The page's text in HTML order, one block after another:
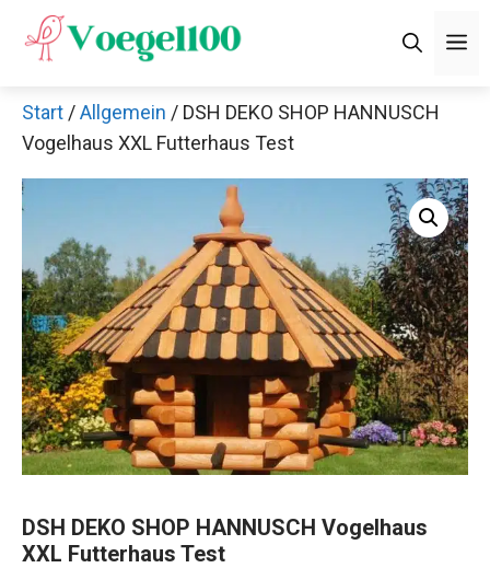
Inhalt
Start /Allgemein / DSH DEKO SHOP HANNUSCH
Vogelhaus XXL Futterhaus Test
DSH DEKO SHOP HANNUSCH Vogelhaus
XXL Futterhaus Test